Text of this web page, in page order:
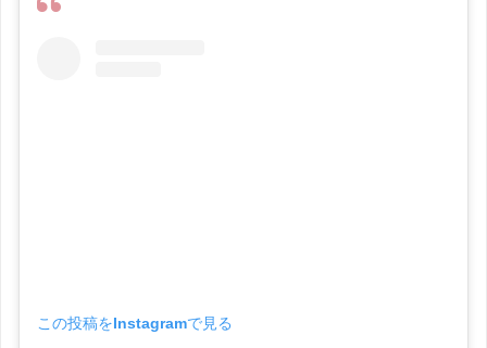
この投稿をInstagramで見る